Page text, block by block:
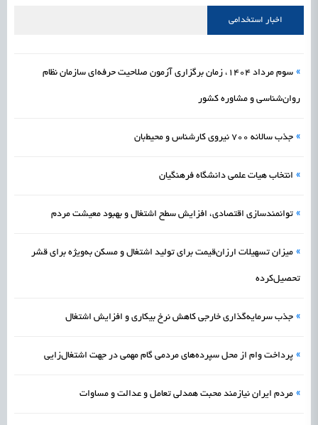
اشتغال و کارآفرینی
اخبار استخدامی
» سوم مرداد 1404، زمان برگزاری آزمون صلاحیت حرفه‌ای سازمان نظام
روان‌شناسی و مشاوره کشور
» جذب سالانه ۷۰۰ نیروی کارشناس و محیط‌بان
» انتخاب هیات علمی دانشگاه فرهنگیان
» توانمندسازی اقتصادی، افزایش سطح اشتغال و بهبود معیشت مردم
» میزان تسهیلات ارزان‌قیمت برای تولید اشتغال و مسکن به‌ویژه برای قشر
تحصیل‌کرده
» جذب سرمایه‌گذاری خارجی کاهش نرخ بیکاری و افزایش اشتغال
» پرداخت وام از محل سپرده‌های مردمی گام مهمی در جهت اشتغال‌زایی
» مردم ایران نیازمند محبت همدلی‌ تعامل و عدالت و مساوات